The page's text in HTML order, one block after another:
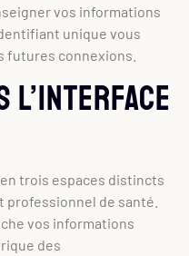
vos informations
unique vous
futures connexions.
l’interface
trois espaces distincts
professionnel de santé.
vos informations
des